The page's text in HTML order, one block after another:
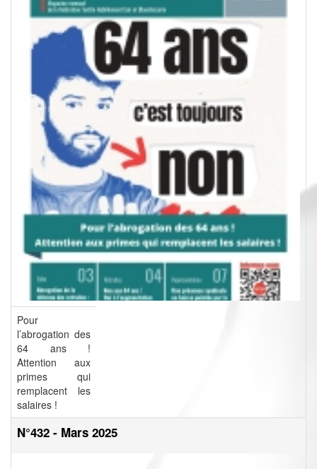
Pour
l’abrogation des
64 ans !
Attention aux
primes qui
remplacent les
salaires !
N°432 - Mars 2025